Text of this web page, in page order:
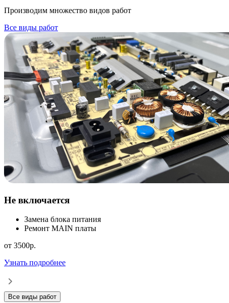
Производим множество видов работ
Все виды работ
Не включается
Замена блока питания
Ремонт MAIN платы
от 3500р.
Узнать подробнее
Все виды работ